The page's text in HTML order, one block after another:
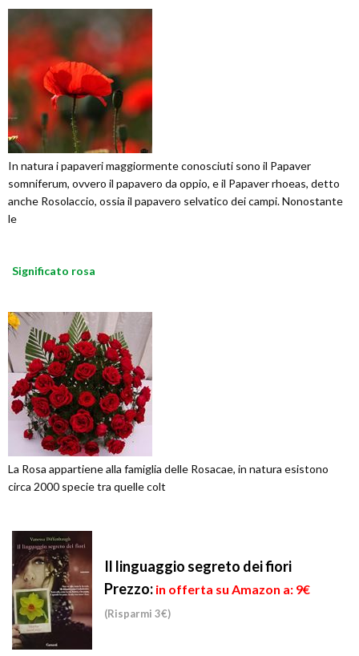
In natura i papaveri maggiormente conosciuti sono il Papaver
somniferum, ovvero il papavero da oppio, e il Papaver rhoeas, detto
anche Rosolaccio, ossia il papavero selvatico dei campi. Nonostante
le
Significato rosa
La Rosa appartiene alla famiglia delle Rosacae, in natura esistono
circa 2000 specie tra quelle colt
Il linguaggio segreto dei fiori
Prezzo: in offerta su Amazon a: 9€
(Risparmi 3€)